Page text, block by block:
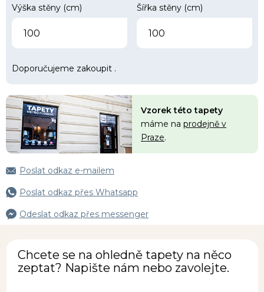
Výška stěny (cm) Šířka stěny (cm)
Doporučujeme zakoupit .
Vzorek této tapety
máme na prodejně v
Praze.
Poslat odkaz e-mailem
Poslat odkaz přes Whatsapp
Odeslat odkaz přes messenger
Chcete se na ohledně tapety na něco
zeptat? Napište nám nebo zavolejte.